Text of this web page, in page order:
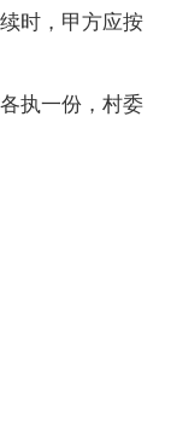
时，甲方应按
执一份，村委